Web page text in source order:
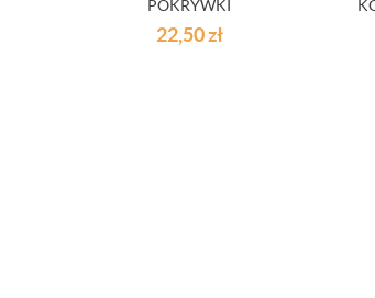
POKRYWKI
UNIWERSALNE 6 SZT
22,50zł